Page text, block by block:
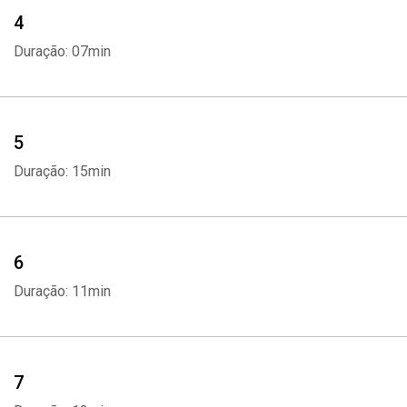
4
Duração: 07min
5
Duração: 15min
6
Duração: 11min
7